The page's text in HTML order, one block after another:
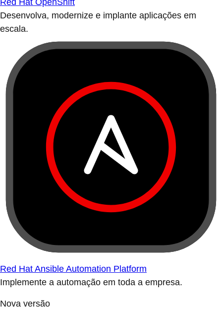
Red Hat OpenShift
Desenvolva, modernize e implante aplicações em
escala.
Red Hat Ansible Automation Platform
Implemente a automação em toda a empresa.
Nova versão